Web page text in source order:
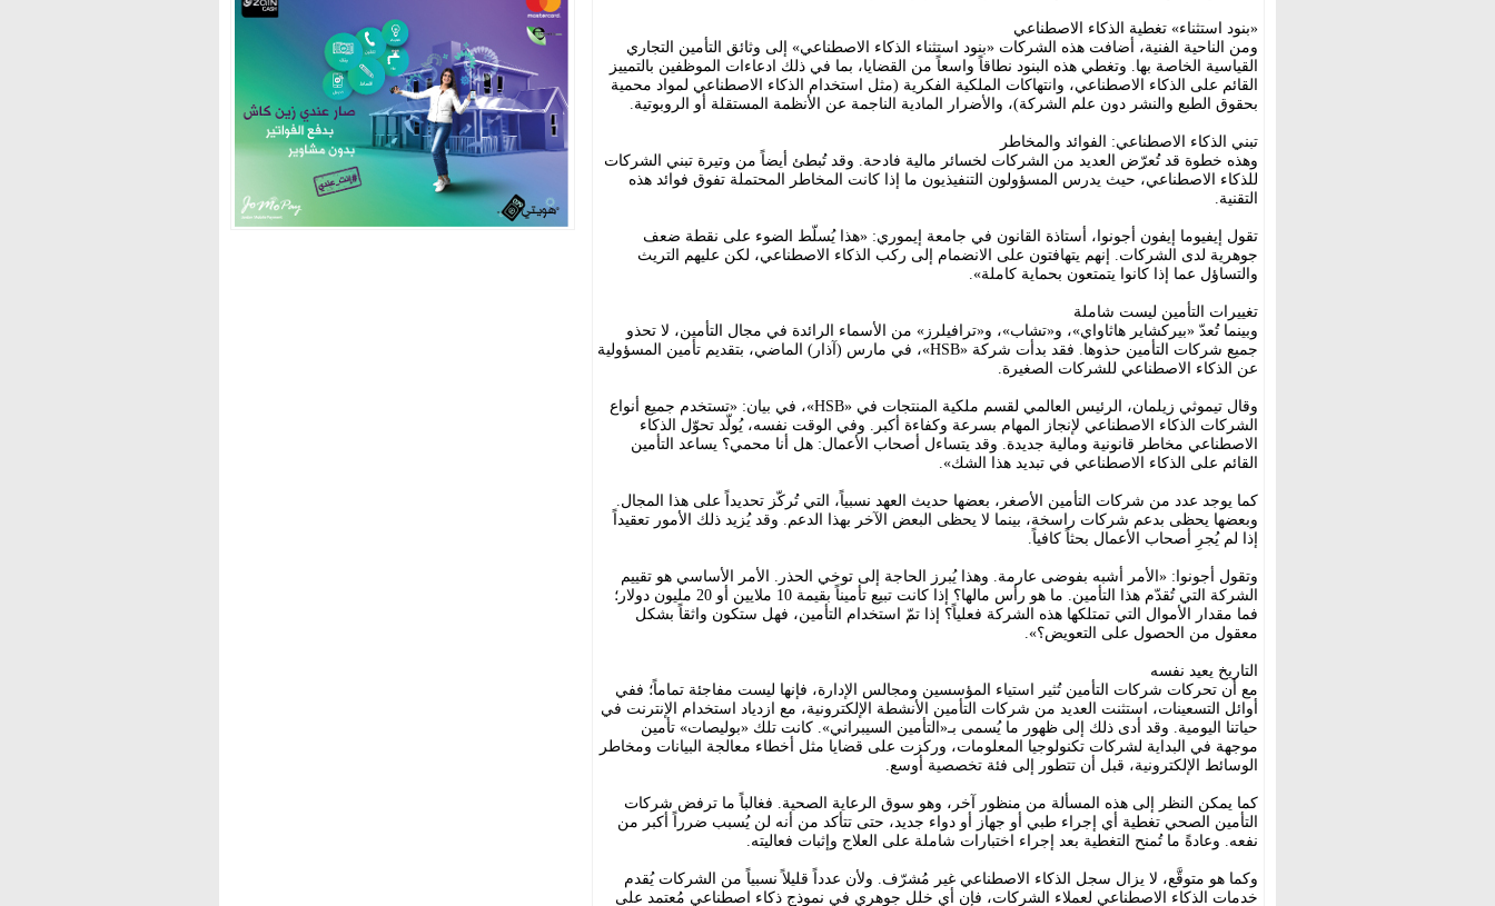
«بنود استثناء» تغطية الذكاء الاصطناعي
ومن الناحية الفنية، أضافت هذه الشركات «بنود استثناء الذكاء الاصطناعي» إلى وثائق التأمين التجاري
القياسية الخاصة بها. وتغطي هذه البنود نطاقاً واسعاً من القضايا، بما في ذلك ادعاءات الموظفين بالتمييز
القائم على الذكاء الاصطناعي، وانتهاكات الملكية الفكرية (مثل استخدام الذكاء الاصطناعي لمواد محمية
بحقوق الطبع والنشر دون علم الشركة)، والأضرار المادية الناجمة عن الأنظمة المستقلة أو الروبوتية.
تبني الذكاء الاصطناعي: الفوائد والمخاطر
وهذه خطوة قد تُعرّض العديد من الشركات لخسائر مالية فادحة. وقد تُبطئ أيضاً من وتيرة تبني الشركات
للذكاء الاصطناعي، حيث يدرس المسؤولون التنفيذيون ما إذا كانت المخاطر المحتملة تفوق فوائد هذه
التقنية.
تقول إيفيوما إيفون أجونوا، أستاذة القانون في جامعة إيموري: «هذا يُسلّط الضوء على نقطة ضعف
جوهرية لدى الشركات. إنهم يتهافتون على الانضمام إلى ركب الذكاء الاصطناعي، لكن عليهم التريث
والتساؤل عما إذا كانوا يتمتعون بحماية كاملة».
تغييرات التأمين ليست شاملة
وبينما تُعدّ «بيركشاير هاثاواي»، و«تشاب»، و«ترافيلرز» من الأسماء الرائدة في مجال التأمين، لا تحذو
جميع شركات التأمين حذوها. فقد بدأت شركة «HSB»، في مارس (آذار) الماضي، بتقديم تأمين المسؤولية
عن الذكاء الاصطناعي للشركات الصغيرة.
وقال تيموثي زيلمان، الرئيس العالمي لقسم ملكية المنتجات في «HSB»، في بيان: «تستخدم جميع أنواع
الشركات الذكاء الاصطناعي لإنجاز المهام بسرعة وكفاءة أكبر. وفي الوقت نفسه، يُولّد تحوّل الذكاء
الاصطناعي مخاطر قانونية ومالية جديدة. وقد يتساءل أصحاب الأعمال: هل أنا محمي؟ يساعد التأمين
القائم على الذكاء الاصطناعي في تبديد هذا الشك».
كما يوجد عدد من شركات التأمين الأصغر، بعضها حديث العهد نسبياً، التي تُركّز تحديداً على هذا المجال.
وبعضها يحظى بدعم شركات راسخة، بينما لا يحظى البعض الآخر بهذا الدعم. وقد يُزيد ذلك الأمور تعقيداً
إذا لم يُجرِ أصحاب الأعمال بحثاً كافياً.
وتقول أجونوا: «الأمر أشبه بفوضى عارمة. وهذا يُبرز الحاجة إلى توخي الحذر. الأمر الأساسي هو تقييم
الشركة التي تُقدّم هذا التأمين. ما هو رأس مالها؟ إذا كانت تبيع تأميناً بقيمة 10 ملايين أو 20 مليون دولار؛
فما مقدار الأموال التي تمتلكها هذه الشركة فعلياً؟ إذا تمّ استخدام التأمين، فهل ستكون واثقاً بشكل
معقول من الحصول على التعويض؟».
التاريخ يعيد نفسه
مع أن تحركات شركات التأمين تُثير استياء المؤسسين ومجالس الإدارة، فإنها ليست مفاجئة تماماً؛ ففي
أوائل التسعينات، استثنت العديد من شركات التأمين الأنشطة الإلكترونية، مع ازدياد استخدام الإنترنت في
حياتنا اليومية. وقد أدى ذلك إلى ظهور ما يُسمى بـ«التأمين السيبراني». كانت تلك «بوليصات» تأمين
موجهة في البداية لشركات تكنولوجيا المعلومات، وركزت على قضايا مثل أخطاء معالجة البيانات ومخاطر
الوسائط الإلكترونية، قبل أن تتطور إلى فئة تخصصية أوسع.
كما يمكن النظر إلى هذه المسألة من منظور آخر، وهو سوق الرعاية الصحية. فغالباً ما ترفض شركات
التأمين الصحي تغطية أي إجراء طبي أو جهاز أو دواء جديد، حتى تتأكد من أنه لن يُسبب ضرراً أكبر من
نفعه. وعادةً ما تُمنح التغطية بعد إجراء اختبارات شاملة على العلاج وإثبات فعاليته.
وكما هو متوقَّع، لا يزال سجل الذكاء الاصطناعي غير مُشرّف. ولأن عدداً قليلاً نسبياً من الشركات يُقدم
خدمات الذكاء الاصطناعي لعملاء الشركات، فإن أي خلل جوهري في نموذج ذكاء اصطناعي مُعتمد على